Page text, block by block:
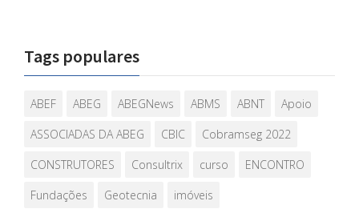
Tags populares
ABEF ABEG ABEGNews ABMS ABNT
Apoio
ASSOCIADAS DA ABEG
CBIC
Cobramseg 2022
CONSTRUTORES
Consultrix curso
ENCONTRO
Fundações
Geotecnia
imóveis